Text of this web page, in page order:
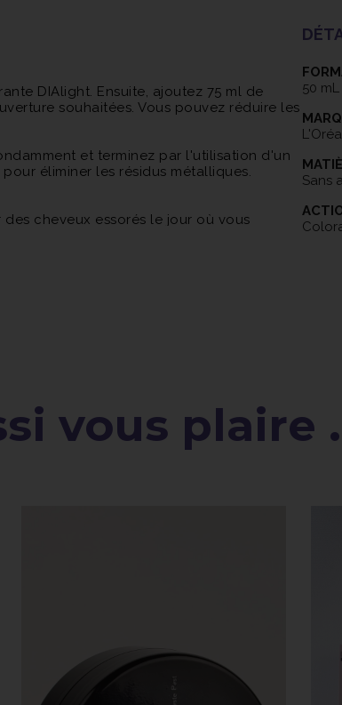
DIAlight. Ensuite, ajoutez 75 ml de
souhaitées. Vous pouvez réduire les
et terminez par l'utilisation d'un
éliminer les résidus métalliques.
cheveux essorés le jour où vous
50 mL
Sans
vous plaire